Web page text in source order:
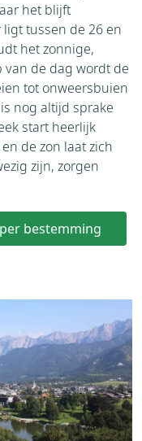
het blijft
tussen de 26 en
het zonnige,
van de dag wordt de
tot onweersbuien
nog altijd sprake
start heerlijk
de zon laat zich
zijn, zorgen
bestemming